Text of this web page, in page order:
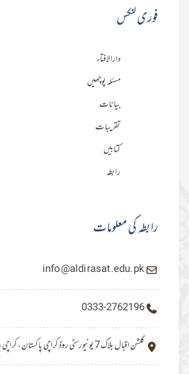
فوری لنکس
دارالافتاء
مسئلہ پوچھیں
بیانات
تقریبات
کتابیں
رابطہ
رابطہ کی معلومات
info@aldirasat.edu.pk
0333-2762196
گلشن اقبال بلاک 7 یونیورسٹی روڈ کراچی پاکستان، کراچی، پاکستان